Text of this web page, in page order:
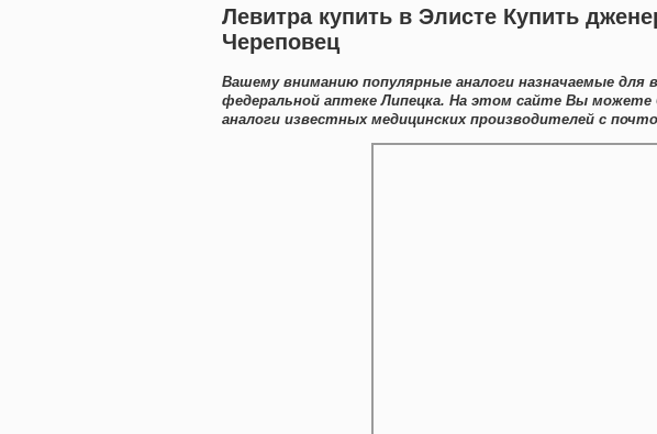
Левитра купить в Элисте Купить
Череповец
Вашему вниманию популярные аналоги назначаемые для
федеральной аптеке Липецка. На этом сайте Вы можете
аналоги известных медицинских производителей с